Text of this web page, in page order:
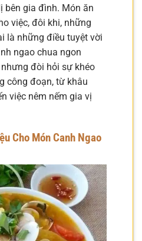
bên gia đình. Món ăn
việc, đôi khi, những
là những điều tuyệt vời
ngao chua ngon
đòi hỏi sự khéo
công đoạn, từ khâu
việc nêm nếm gia vị
Cho Món Canh Ngao